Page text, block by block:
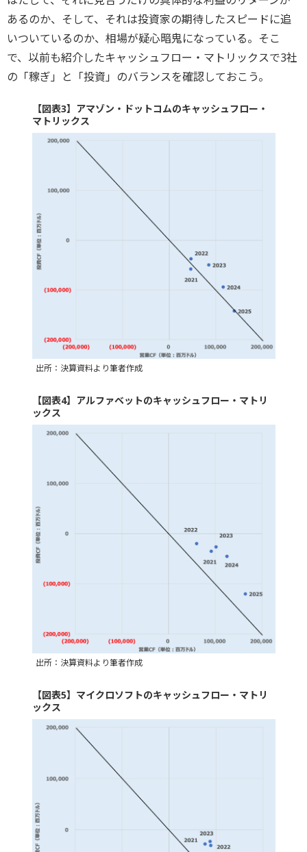
あるのか、そして、それは投資家の期待したスピードに追
いついているのか、相場が疑心暗鬼になっている。そこ
で、以前も紹介したキャッシュフロー・マトリックスで3社
の「稼ぎ」と「投資」のバランスを確認しておこう。
【図表3】アマゾン・ドットコムのキャッシュフロー・
マトリックス
出所：決算資料より筆者作成
【図表4】アルファベットのキャッシュフロー・マトリ
ックス
出所：決算資料より筆者作成
【図表5】マイクロソフトのキャッシュフロー・マトリ
ックス